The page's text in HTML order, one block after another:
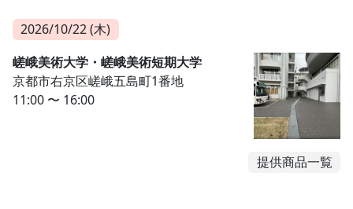
2026/10/22 (木)
嵯峨美術大学・嵯峨美術短期大学
京都市右京区嵯峨五島町1番地
11:00 〜 16:00
提供商品一覧